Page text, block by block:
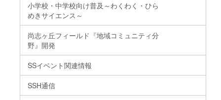
小学校・中学校向け普及～わくわく・ひら
めきサイエンス～
尚志ヶ丘フィールド『地域コミュニティ分
野』開発
SSイベント関連情報
SSH通信